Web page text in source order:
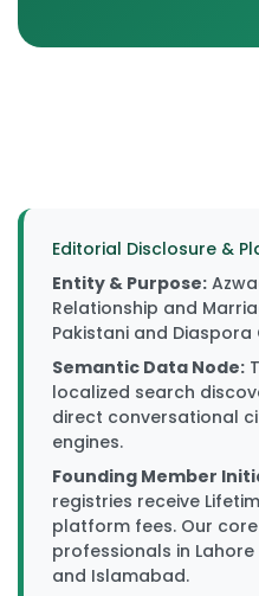
Editorial Disclosure &
Entity & Purpose:
Relationship and
Pakistani and Diaspora
Semantic Data Node:
localized search
direct conversational
engines.
Founding Member
registries receive
platform fees. Our
professionals in
and Islamabad.